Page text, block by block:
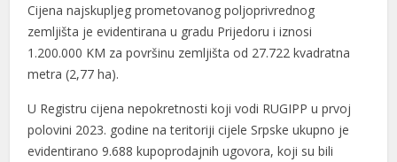
Cijena najskupljeg prometovanog poljoprivrednog
zemljišta je evidentirana u gradu Prijedoru i iznosi
1.200.000 KM za površinu zemljišta od 27.722 kvadratna
metra (2,77 ha).
U Registru cijena nepokretnosti koji vodi RUGIPP u prvoj
polovini 2023. godine na teritoriji cijele Srpske ukupno je
evidentirano 9.688 kupoprodajnih ugovora, koji su bili